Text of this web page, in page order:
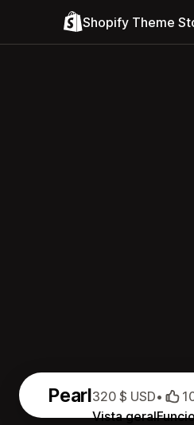
Shopify Theme
Pearl
Vista geral
320 $ USD•